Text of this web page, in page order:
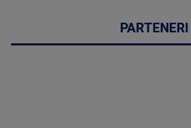
PARTENERI